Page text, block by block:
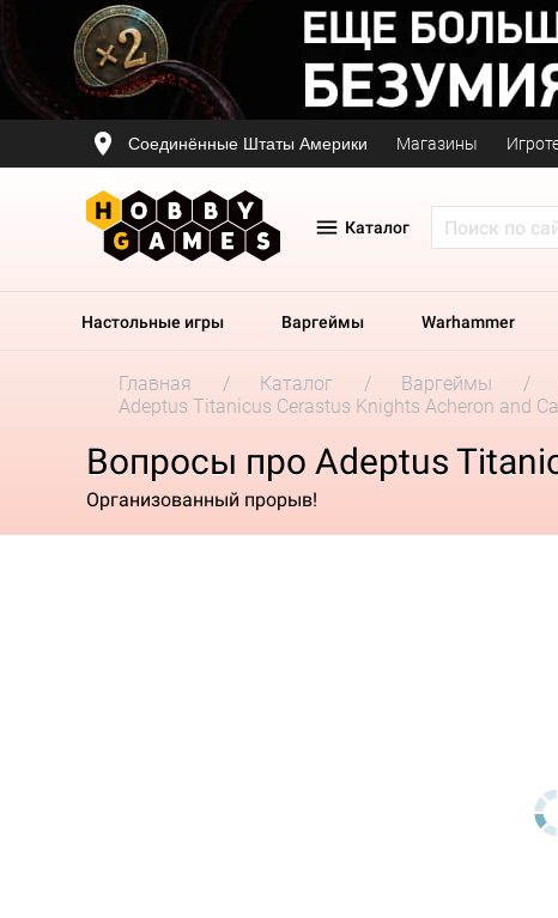
Соединённые Штаты Америки Магазины
Каталог
Настольные игры Варгеймы Warhammer
Главная Каталог Варгеймы
Adeptus Titanicus Cerastus Knights Acheron and
Вопросы про Adeptus
Организованный прорыв!